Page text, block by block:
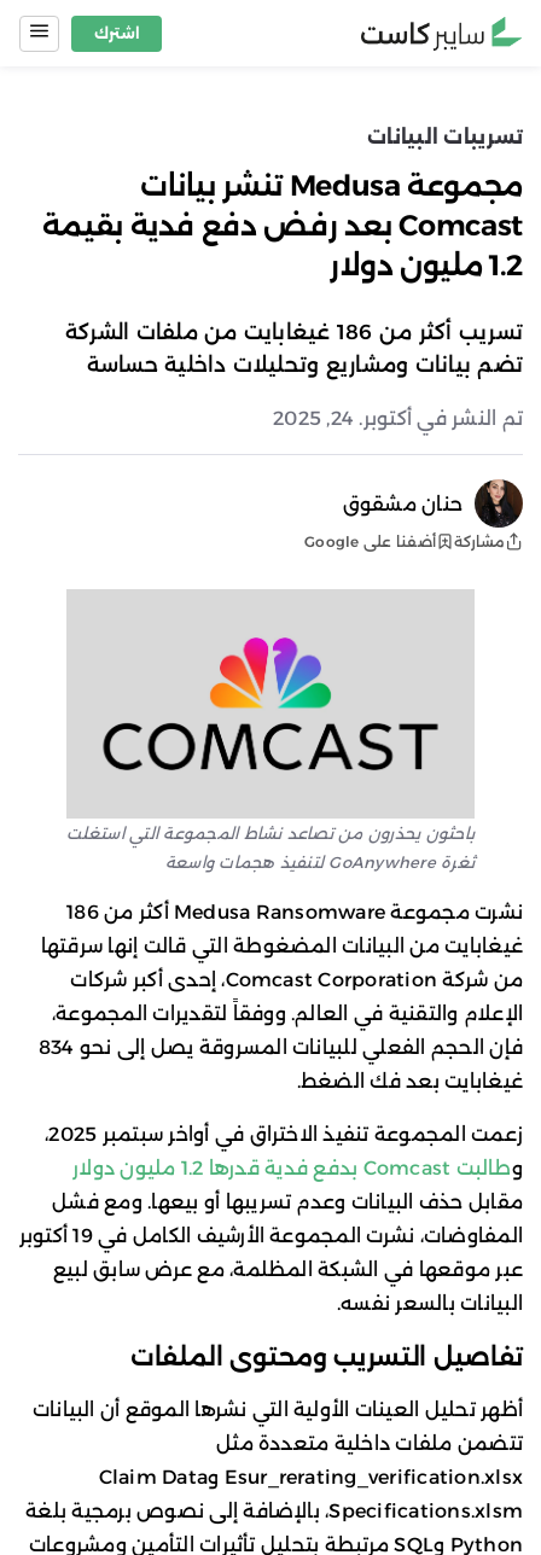
Skip
اشترك
تسريبات البيانات
مجموعة Medusa تنشر بيانات
Comcast بعد رفض دفع فدية بقيمة
1.2 مليون دولار
تسريب أكثر من 186 غيغابايت من ملفات الشركة
تضم بيانات ومشاريع وتحليلات داخلية حساسة
تم النشر في أكتوبر. 24, 2025
حنان مشقوق
مشاركة أضفنا على Google
باحثون يحذرون من تصاعد نشاط المجموعة التي استغلت
ثغرة GoAnywhere لتنفيذ هجمات واسعة
نشرت مجموعة Medusa Ransomware أكثر من 186
غيغابايت من البيانات المضغوطة التي قالت إنها سرقتها
من شركة Comcast Corporation، إحدى أكبر شركات
الإعلام والتقنية في العالم. ووفقاً لتقديرات المجموعة،
فإن الحجم الفعلي للبيانات المسروقة يصل إلى نحو 834
غيغابايت بعد فك الضغط.
زعمت المجموعة تنفيذ الاختراق في أواخر سبتمبر 2025،
وطالبت Comcast بدفع فدية قدرها 1.2 مليون دولار
مقابل حذف البيانات وعدم تسريبها أو بيعها. ومع فشل
المفاوضات، نشرت المجموعة الأرشيف الكامل في 19 أكتوبر
عبر موقعها في الشبكة المظلمة، مع عرض سابق لبيع
البيانات بالسعر نفسه.
تفاصيل التسريب ومحتوى الملفات
أظهر تحليل العينات الأولية التي نشرها الموقع أن البيانات
تتضمن ملفات داخلية متعددة مثل
Esur_rerating_verification.xlsx وClaim Data
Specifications.xlsm، بالإضافة إلى نصوص برمجية بلغة
Python وSQL مرتبطة بتحليل تأثيرات التأمين ومشروعات